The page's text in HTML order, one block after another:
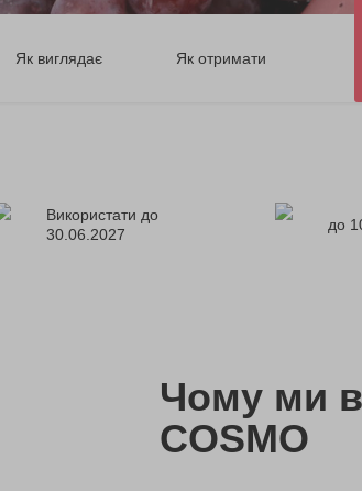
Як виглядає Як отримати
Використати до
30.06.2027
до
Чому ми
COSMO